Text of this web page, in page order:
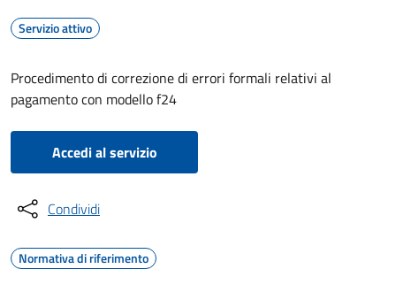
Servizio attivo
Procedimento di correzione di errori formali relativi al
pagamento con modello f24
Accedi al servizio
Condividi
Normativa di riferimento